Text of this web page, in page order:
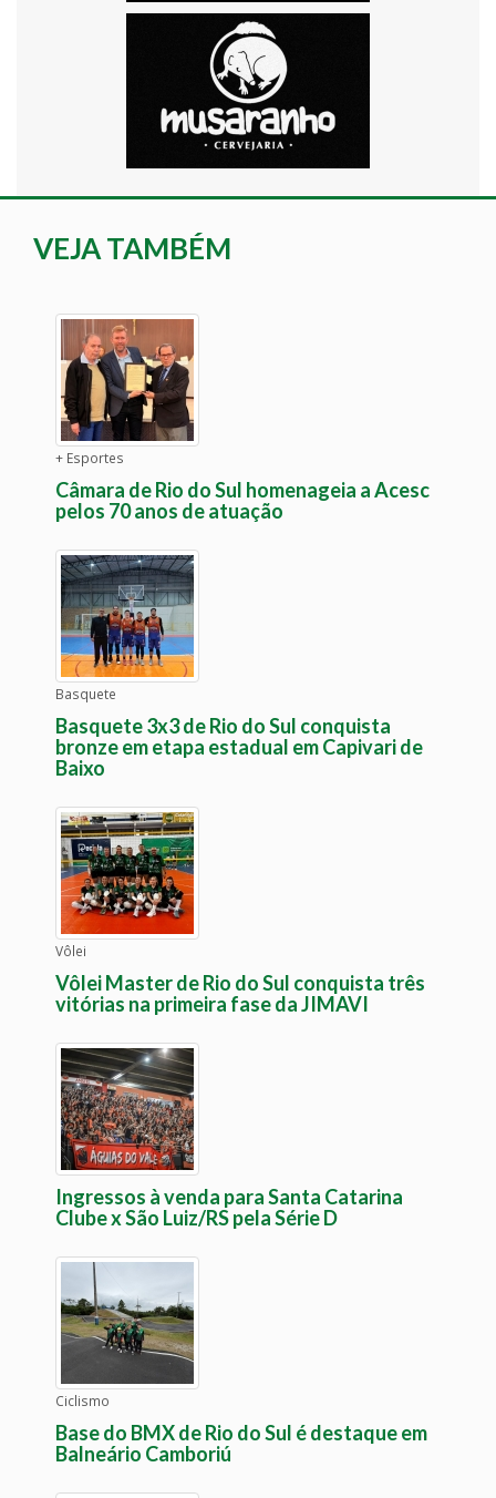
VEJA TAMBÉM
+ Esportes
Câmara de Rio do Sul homenageia a Acesc
pelos 70 anos de atuação
Basquete
Basquete 3x3 de Rio do Sul conquista
bronze em etapa estadual em Capivari de
Baixo
Vôlei
Vôlei Master de Rio do Sul conquista três
vitórias na primeira fase da JIMAVI
Ingressos à venda para Santa Catarina
Clube x São Luiz/RS pela Série D
Ciclismo
Base do BMX de Rio do Sul é destaque em
Balneário Camboriú